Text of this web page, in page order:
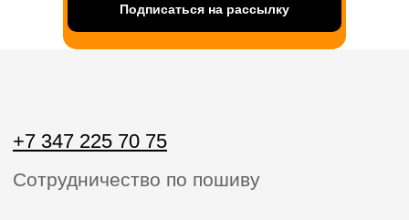
Подписаться на рассылку